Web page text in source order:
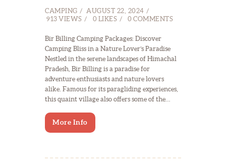
CAMPING
AUGUST 22, 2024
913 VIEWS 0 LIKES 0 COMMENTS
Bir Billing Camping Packages: Discover
Camping Bliss in a Nature Lover’s Paradise
Nestled in the serene landscapes of Himachal
Pradesh, Bir Billing is a paradise for
adventure enthusiasts and nature lovers
alike. Famous for its paragliding experiences,
this quaint village also offers some of the…
More Info